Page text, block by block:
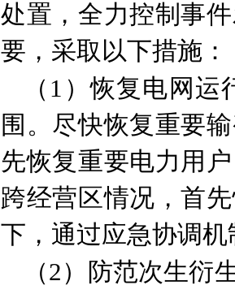
处置，全力控制事
要，采取以下措施：
（1）恢复电网
围。尽快恢复重要
先恢复重要电力用
跨经营区情况，首
下，通过应急协调
（2）防范次生衍